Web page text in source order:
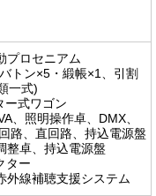
ロセニアム
トン×5・緞帳×1、引割
一式)
式ワゴン
、照明操作卓、DMX、
路、直回路、持込電源盤
卓、持込電源盤
ター
線補聴支援システム